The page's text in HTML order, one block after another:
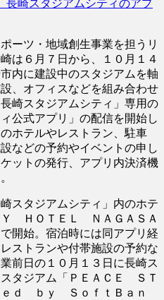
崎スタジアムシティのアプ
ーツ・地域創生事業を担うリ
は６月７日から、１０月１４
内に建設中のスタジアムを軸
、オフィスなどを組み合わせ
崎スタジアムシティ」専用の
公式アプリ」の配信を開始し
ホテルやレストラン、駐車
などの予約やイベントの申し
ットの発行、アプリ内決済機
スタジアムシティ」内のホテ
ＨＯＴＥＬ ＮＡＧＡＳＡ
開始。宿泊時には同アプリ経
ストランや付帯施設の予約な
前日の１０月１３日に長崎ス
タジアム「ＰＥＡＣＥ ＳＴ
ｄ ｂｙ ＳｏｆｔＢａｎ